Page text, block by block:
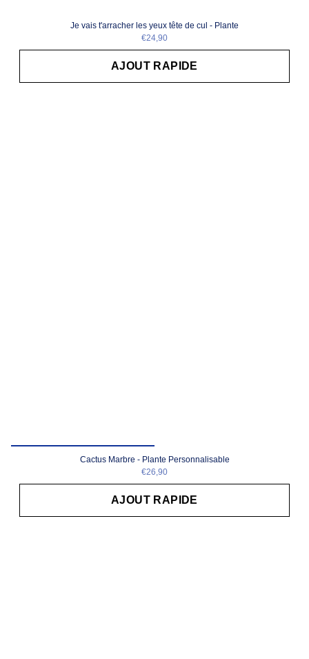
Je vais t'arracher les yeux tête de cul - Plante
€24,90
AJOUT RAPIDE
Cactus Marbre - Plante Personnalisable
€26,90
AJOUT RAPIDE